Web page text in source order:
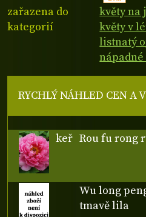
zařazena do
kategorií
květy na
květy v
listnatý
nápadné
RYCHLÝ NÁHLED CEN A
keř Rou fu rong
Wu long
tmavě lila